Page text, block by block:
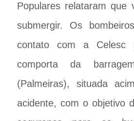
Populares relataram que
submergir. Os
contato com a Celesc
comporta da
(Palmeiras), situada
acidente, com o objetivo